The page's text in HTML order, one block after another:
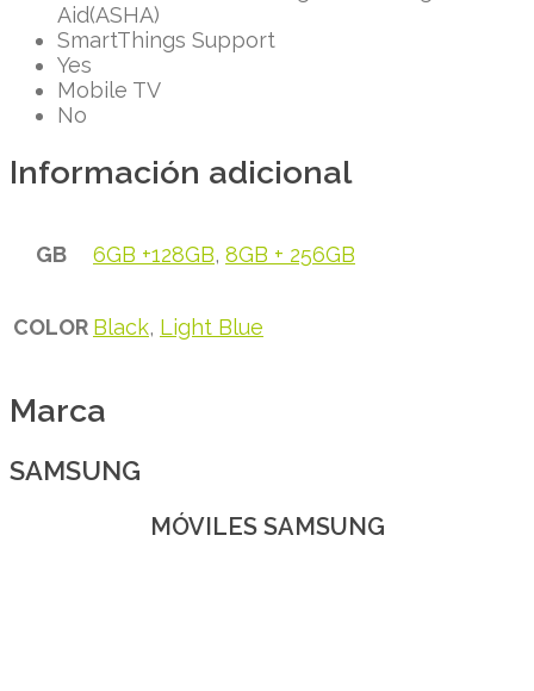
Aid(ASHA)
SmartThings Support
Yes
Mobile TV
No
Información adicional
GB 6GB +128GB, 8GB + 256GB
COLOR Black, Light Blue
Marca
SAMSUNG
MÓVILES SAMSUNG